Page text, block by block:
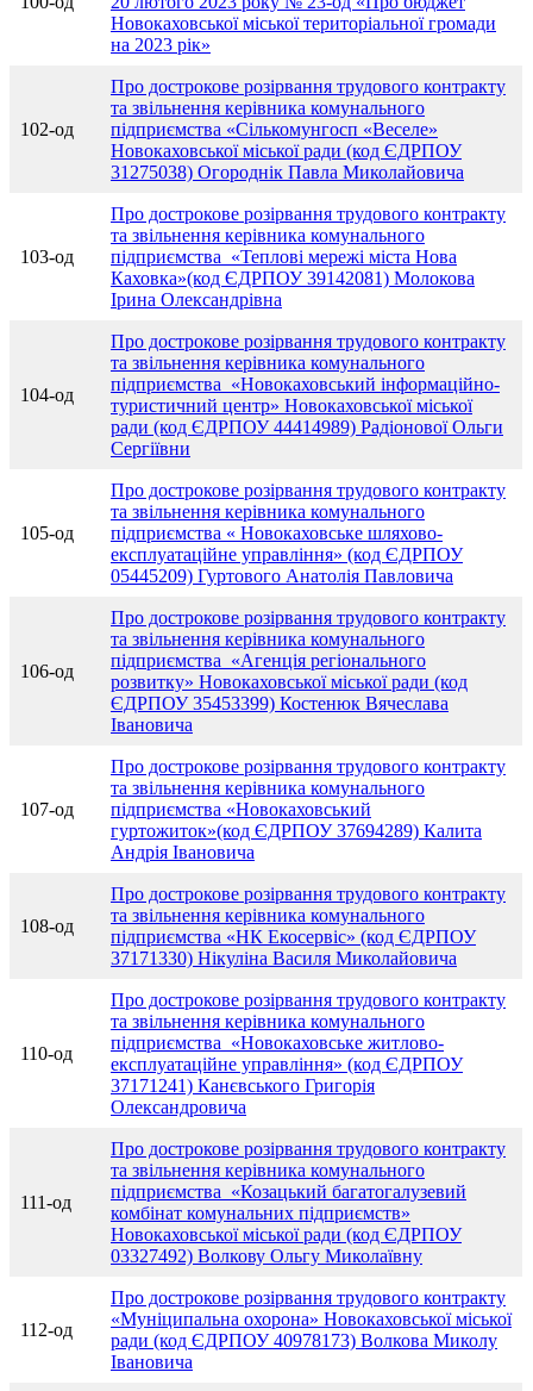
Новокаховської міської територіальної громади
на 2023 рік»
102-од
Про дострокове розірвання трудового контракту
та звільнення керівника комунального
підприємства «Сількомунгосп «Веселе»
Новокаховської міської ради (код ЄДРПОУ
31275038) Огороднік Павла Миколайовича
103-од
Про дострокове розірвання трудового контракту
та звільнення керівника комунального
підприємства «Теплові мережі міста Нова
Каховка»(код ЄДРПОУ 39142081) Молокова
Ірина Олександрівна
104-од
Про дострокове розірвання трудового контракту
та звільнення керівника комунального
підприємства «Новокаховський інформаційно-
туристичний центр» Новокаховської міської
ради (код ЄДРПОУ 44414989) Радіонової Ольги
Сергіївни
105-од
Про дострокове розірвання трудового контракту
та звільнення керівника комунального
підприємства « Новокаховське шляхово-
експлуатаційне управління» (код ЄДРПОУ
05445209) Гуртового Анатолія Павловича
106-од
Про дострокове розірвання трудового контракту
та звільнення керівника комунального
підприємства «Агенція регіонального
розвитку» Новокаховської міської ради (код
ЄДРПОУ 35453399) Костенюк Вячеслава
Івановича
107-од
Про дострокове розірвання трудового контракту
та звільнення керівника комунального
підприємства «Новокаховський
гуртожиток»(код ЄДРПОУ 37694289) Калита
Андрія Івановича
108-од
Про дострокове розірвання трудового контракту
та звільнення керівника комунального
підприємства «НК Екосервіс» (код ЄДРПОУ
37171330) Нікуліна Василя Миколайовича
110-од
Про дострокове розірвання трудового контракту
та звільнення керівника комунального
підприємства «Новокаховське житлово-
експлуатаційне управління» (код ЄДРПОУ
37171241) Канєвського Григорія
Олександровича
111-од
Про дострокове розірвання трудового контракту
та звільнення керівника комунального
підприємства «Козацький багатогалузевий
комбінат комунальних підприємств»
Новокаховської міської ради (код ЄДРПОУ
03327492) Волкову Ольгу Миколаївну
112-од
Про дострокове розірвання трудового контракту
«Муніципальна охорона» Новокаховської міської
ради (код ЄДРПОУ 40978173) Волкова Миколу
Івановича